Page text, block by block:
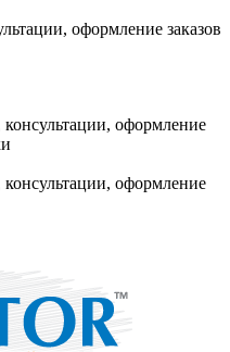
оформление заказов
оформление
оформление